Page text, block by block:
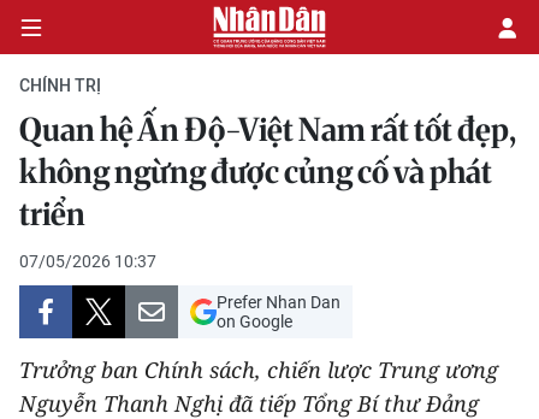
CHÍNH TRỊ
KINH TẾ
VĂN HÓA
XÃ HỘI
PHÁP LUẬT
CHÍNH TRỊ
Quan hệ Ấn Độ-Việt Nam rất tốt đẹp,
không ngừng được củng cố và phát
triển
07/05/2026 10:37
Prefer Nhan Dan
on Google
Trưởng ban Chính sách, chiến lược Trung ương
Nguyễn Thanh Nghị đã tiếp Tổng Bí thư Đảng